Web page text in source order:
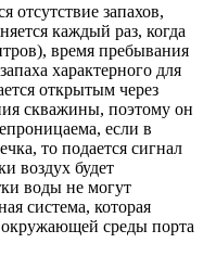
отсутствие запахов,
каждый раз, когда
время пребывания
характерного для
открытым через
скважины, поэтому он
если в
то подается сигнал
воздух будет
воды не могут
система, которая
среды порта